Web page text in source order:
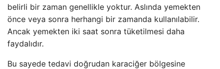
belirli bir zaman genellikle yoktur. Aslında yemekten
önce veya sonra herhangi bir zamanda kullanılabilir.
Ancak yemekten iki saat sonra tüketilmesi daha
faydalıdır.
Bu sayede tedavi doğrudan karaciğer bölgesine